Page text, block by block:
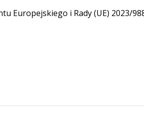
Europejskiego i Rady (UE) 2023/